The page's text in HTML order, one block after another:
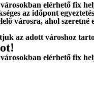
elérhető fix
az időpont
városra, ahol szeretné
az adott városhoz
elérhető fix